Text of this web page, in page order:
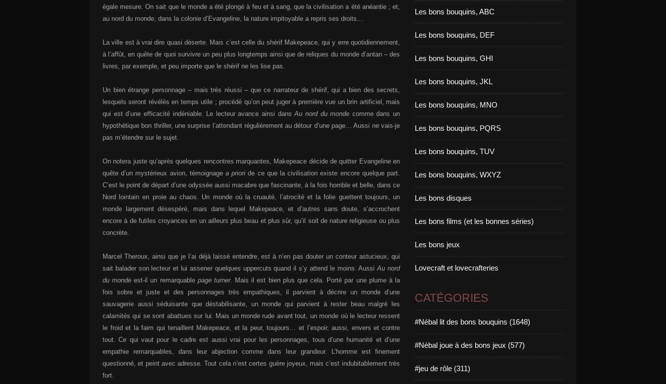
égale mesure. On sait que le monde a été plongé à feu et à sang, que la civilisation a été anéantie ; et,
au nord du monde, dans la colonie d’Evangeline, la nature impitoyable a repris ses droits…
La ville est à vrai dire quasi déserte. Mais c’est celle du shérif Makepeace, qui y erre quotidiennement,
à l’affût, en quête de quoi survivre un peu plus longtemps ainsi que de reliques du monde d’antan – des
livres, par exemple, et peu importe que le shérif ne les lise pas.
Un bien étrange personnage – mais très réussi – que ce narrateur de shérif, qui a bien des secrets,
lesquels seront révélés en temps utile ; procédé qu’on peut juger à première vue un brin artificiel, mais
qui est d’une efficacité indéniable. Le lecteur avance ainsi dansAu nord du monde comme dans un
hypothétique bon thriller, une surprise l’attendant régulièrement au détour d’une page… Aussi ne vais-je
pas m’étendre sur le sujet.
On notera juste qu’après quelques rencontres marquantes, Makepeace décide de quitter Evangeline en
quête d’un mystérieux avion, témoignage a priori de ce que la civilisation existe encore quelque part.
C’est le point de départ d’une odyssée aussi macabre que fascinante, à la fois horrible et belle, dans ce
Nord lointain en proie au chaos. Un monde où la cruauté, l’atrocité et la folie guettent toujours, un
monde largement désespéré, mais dans lequel Makepeace, et d’autres sans doute, s’accrochent
encore à de futiles croyances en un ailleurs plus beau et plus sûr, qu’il soit de nature religieuse ou plus
concrète.
Marcel Theroux, ainsi que je l’ai déjà laissé entendre, est à n’en pas douter un conteur astucieux, qui
sait balader son lecteur et lui assener quelques uppercuts quand il s’y attend le moins. AussiAu nord
du monde est-il un remarquable page turner. Mais il est bien plus que cela. Porté par une plume à la
fois sobre et juste et des personnages très empathiques, il parvient à décrire un monde d’une
sauvagerie aussi séduisante que déstabilisante, un monde qui parvient à rester beau malgré les
calamités qui se sont abattues sur lui. Mais un monde rude avant tout, un monde où le lecteur ressent
le froid et la faim qui tenaillent Makepeace, et la peur, toujours… et l’espoir, aussi, envers et contre
tout. Ce qui vaut pour le cadre est aussi vrai pour les personnages, tous d’une humanité et d’une
empathie remarquables, dans leur abjection comme dans leur grandeur. L’homme est finement
questionné, et peint avec adresse. Tout cela n’est certes guère joyeux, mais c’est indubitablement très
fort.
Les bons bouquins, ABC
Les bons bouquins, DEF
Les bons bouquins, GHI
Les bons bouquins, JKL
Les bons bouquins, MNO
Les bons bouquins, PQRS
Les bons bouquins, TUV
Les bons bouquins, WXYZ
Les bons disques
Les bons films (et les bonnes séries)
Les bons jeux
Lovecraft et lovecrafteries
CATÉGORIES
#Nébal lit des bons bouquins (1648)
#Nébal joue à des bons jeux (577)
#jeu de rôle (311)